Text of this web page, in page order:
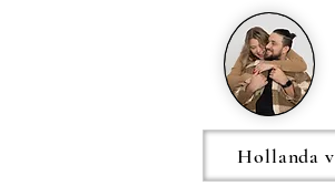
Hollanda v